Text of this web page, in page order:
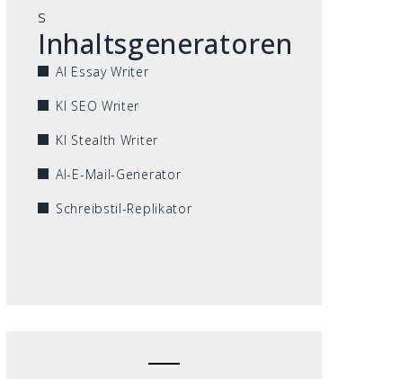
s
Inhaltsgeneratoren
AI Essay Writer
KI SEO Writer
KI Stealth Writer
AI-E-Mail-Generator
Schreibstil-Replikator